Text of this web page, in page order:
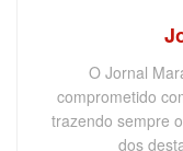
O Jornal
comprometido
trazendo sempre
dos